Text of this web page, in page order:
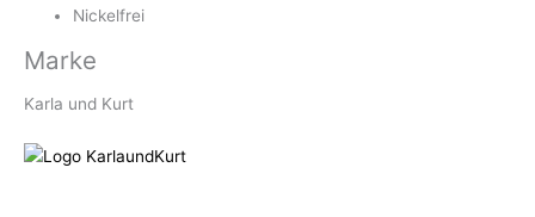
Nickelfrei
Marke
Karla und Kurt